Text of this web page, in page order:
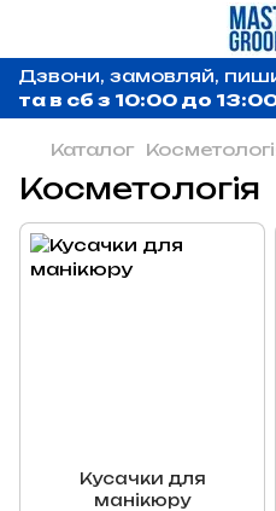
Дзвони, замовляй,
та в сб з 10:00 до
Каталог
Косметологія
Кусачки для
манікюру